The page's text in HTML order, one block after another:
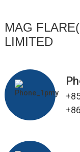
MAG
LIMITED